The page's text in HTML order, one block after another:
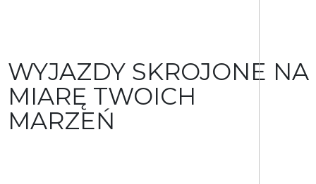
WYJAZDY SKROJONE NA
MIARĘ TWOICH
MARZEŃ